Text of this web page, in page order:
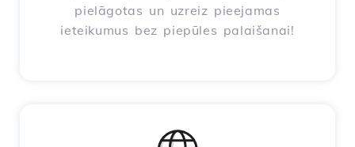
pielāgotas un uzreiz pieejamas
ieteikumus bez piepūles palaišanai!